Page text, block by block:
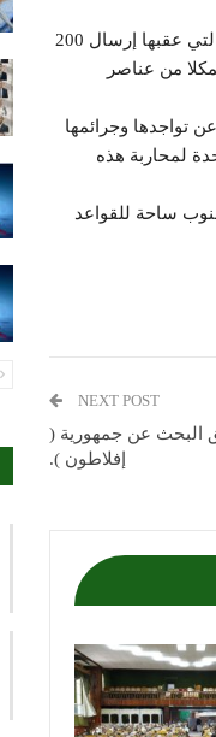
التقرير الذي جاء قبيل زيارة وزير الحرب الأمريكي آشتون كارتر إلى الإمارات بأيام، وهي الزيارة التي عقبها إرسال 200
من عناصر
تواجدها وجرائمها
لمحاربة هذه
ساحة للقواعد
NEXT POST
البحث عن جمهورية (
إفلاطون ).